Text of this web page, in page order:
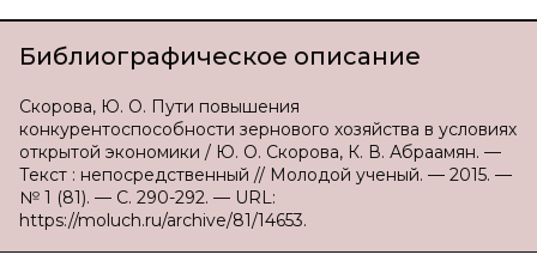
Библиографическое описание
Скорова, Ю. О. Пути повышения
конкурентоспособности зернового хозяйства в условиях
открытой экономики / Ю. О. Скорова, К. В. Абраамян. —
Текст : непосредственный // Молодой ученый. — 2015. —
№ 1 (81). — С. 290-292. — URL:
https://moluch.ru/archive/81/14653.